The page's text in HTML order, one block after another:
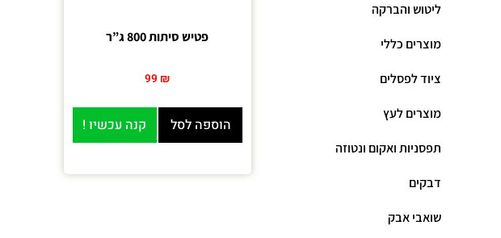
ליטוש והברקה
מוצרים כללי
ציוד לפסלים
מוצרים לעץ
תפסניות ואקום ונטוזה
דבקים
שואבי אבק
פטיש סיתות 800 ג”ר
99 ₪
הוספה לסל קנה עכשיו !